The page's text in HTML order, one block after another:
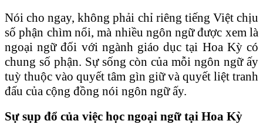
Nói cho ngay, không phải chỉ riêng tiếng Việt chịu
số phận chìm nổi, mà nhiều ngôn ngữ được xem là
ngoại ngữ đối với ngành giáo dục tại Hoa Kỳ có
chung số phận. Sự sống còn của mỗi ngôn ngữ ấy
tuỳ thuộc vào quyết tâm gìn giữ và quyết liệt tranh
đấu của cộng đồng nói ngôn ngữ ấy.
Sự sụp đổ của việc học ngoại ngữ tại Hoa Kỳ